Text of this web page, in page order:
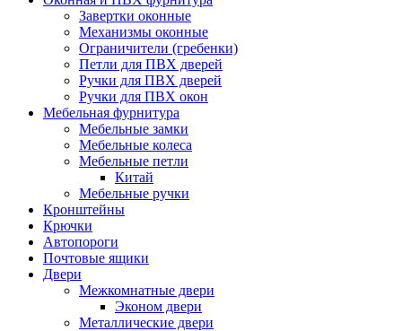
Завертки оконные
Механизмы оконные
Ограничители (гребенки)
Петли для ПВХ дверей
Ручки для ПВХ дверей
Ручки для ПВХ окон
Мебельная фурнитура
Мебельные замки
Мебельные колеса
Мебельные петли
Китай
Мебельные ручки
Кронштейны
Крючки
Автопороги
Почтовые ящики
Двери
Межкомнатные двери
Эконом двери
Металлические двери